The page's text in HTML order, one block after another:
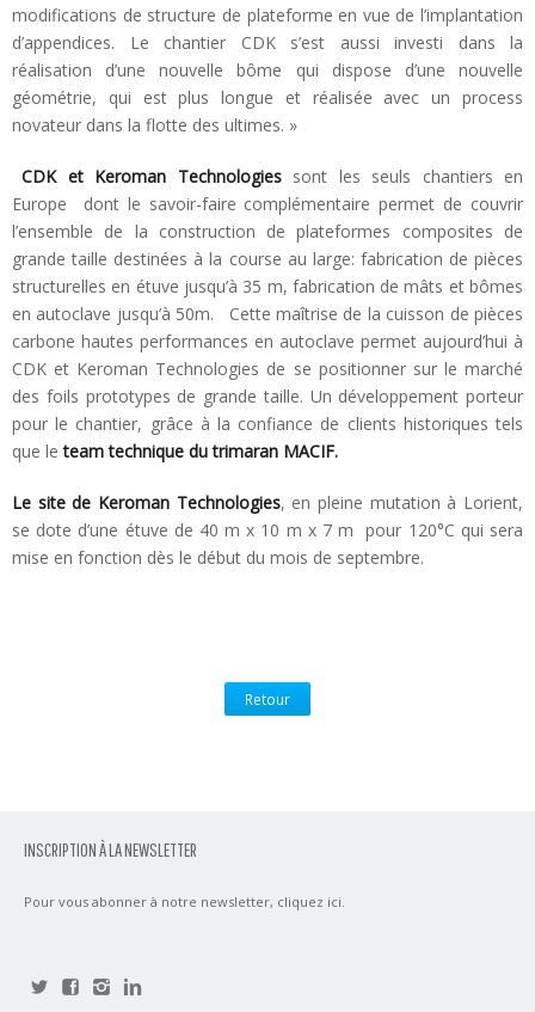
modifications de structure de plateforme en vue de l’implantation
d’appendices. Le chantier CDK s’est aussi investi dans la
réalisation d’une nouvelle bôme qui dispose d’une nouvelle
géométrie, qui est plus longue et réalisée avec un process
novateur dans la flotte des ultimes. »
CDK et Keroman Technologiessont les seuls chantiers en
Europe dont le savoir-faire complémentaire permet de couvrir
l’ensemble de la construction de plateformes composites de
grande taille destinées à la course au large: fabrication de pièces
structurelles en étuve jusqu’à 35 m, fabrication de mâts et bômes
en autoclave jusqu’à 50m. Cette maîtrise de la cuisson de pièces
carbone hautes performances en autoclave permet aujourd’hui à
CDK et Keroman Technologies de se positionner sur le marché
des foils prototypes de grande taille. Un développement porteur
pour le chantier, grâce à la confiance de clients historiques tels
que leteam technique du trimaran MACIF.
Le site de Keroman Technologies, en pleine mutation à Lorient,
se dote d’une étuve de 40 m x 10 m x 7 m pour 120°C qui sera
mise en fonction dès le début du mois de septembre.
Retour
INSCRIPTION À LA NEWSLETTER
Pour vous abonner à notre newsletter, cliquez ici.